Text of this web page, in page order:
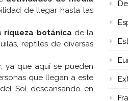
de llegar hasta las
riqueza botánica de la
reptiles de diversas
ya que aquí se pueden
que llegan a este
Sol descansando en